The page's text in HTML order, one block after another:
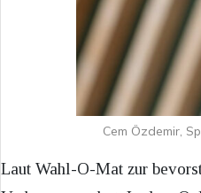
Cem Özdemir,
Laut Wahl-O-Mat zur